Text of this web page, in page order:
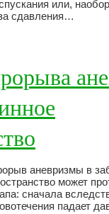
или,
сдавления…
аневризмы в
может
сначала
падает